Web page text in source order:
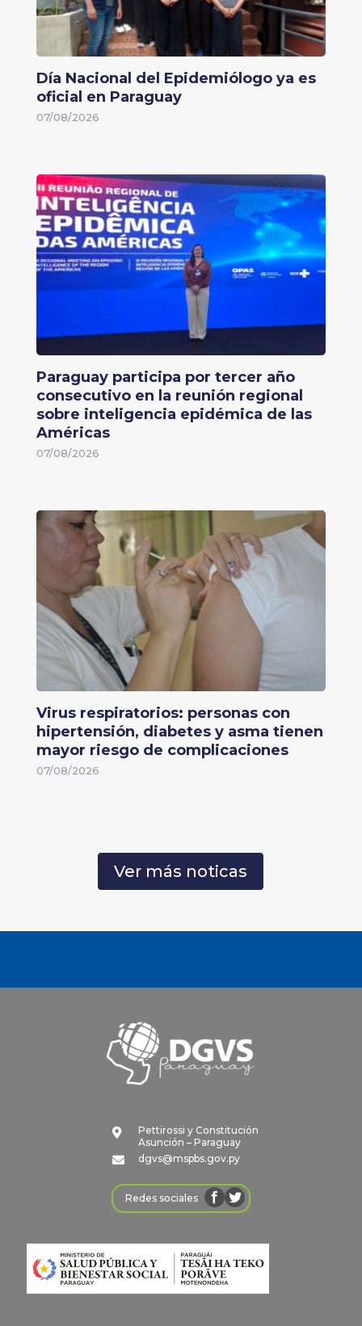
Día Nacional del Epidemiólogo ya es
oficial en Paraguay
07/08/2026
Paraguay participa por tercer año
consecutivo en la reunión regional
sobre inteligencia epidémica de las
Américas
07/08/2026
Virus respiratorios: personas con
hipertensión, diabetes y asma tienen
mayor riesgo de complicaciones
07/08/2026
Ver más noticas

Pettirossi y Constitución
Asunción – Paraguay

dgvs@mspbs.gov.py
Redes sociales